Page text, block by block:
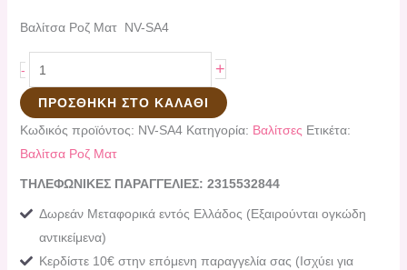
Βαλίτσα Ροζ Ματ NV-SA4
- +
ΠΡΟΣΘΉΚΗ ΣΤΟ ΚΑΛΆΘΙ
Κωδικός προϊόντος: NV-SA4 Κατηγορία: Βαλίτσες Ετικέτα:
Βαλίτσα Ροζ Ματ
ΤΗΛΕΦΩΝΙΚΕΣ ΠΑΡΑΓΓΕΛΙΕΣ: 2315532844
Δωρεάν Μεταφορικά εντός Ελλάδος (Εξαιρούνται ογκώδη
αντικείμενα)
Κερδίστε 10€ στην επόμενη παραγγελία σας (Ισχύει για